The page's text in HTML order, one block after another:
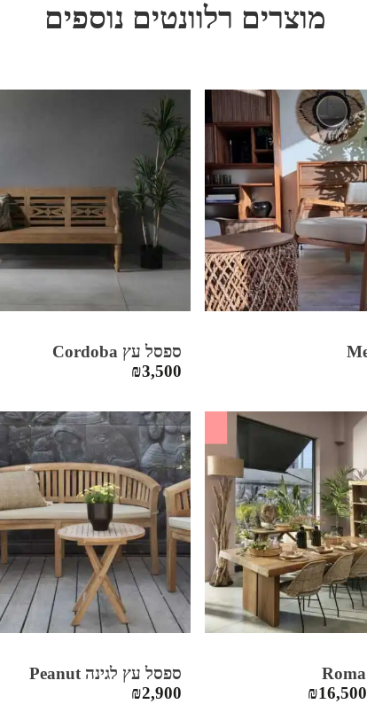
מוצרים רלוונטים נוספים
ספסל עץ Cordoba
₪3,500
SALE
₪16,500
ספסל עץ לגינה Peanut
₪2,900